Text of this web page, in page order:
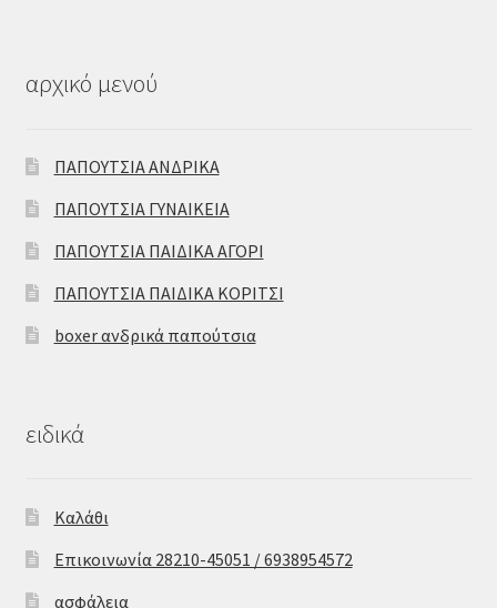
αρχικό μενού
ΠΑΠΟΥΤΣΙΑ ΑΝΔΡΙΚΑ
ΠΑΠΟΥΤΣΙΑ ΓΥΝΑΙΚΕΙΑ
ΠΑΠΟΥΤΣΙΑ ΠΑΙΔΙΚΑ ΑΓΟΡΙ
ΠΑΠΟΥΤΣΙΑ ΠΑΙΔΙΚΑ ΚΟΡΙΤΣΙ
boxer ανδρικά παπούτσια
ειδικά
Καλάθι
Επικοινωνία 28210-45051 / 6938954572
ασφάλεια